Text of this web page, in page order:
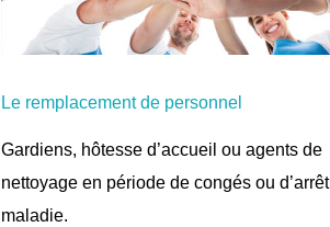
Le remplacement de personnel
Gardiens, hôtesse d’accueil ou agents de
nettoyage en période de congés ou d’arrêt
maladie.